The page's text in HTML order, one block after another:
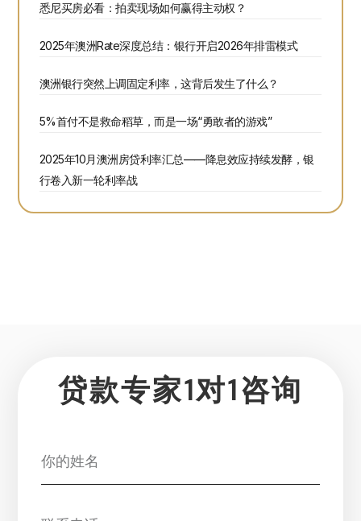
悉尼买房必看：拍卖现场如何赢得主动权？
2025年澳洲Rate深度总结：银行开启2026年排雷模式
澳洲银行突然上调固定利率，这背后发生了什么？
5%首付不是救命稻草，而是一场“勇敢者的游戏”
2025年10月澳洲房贷利率汇总——降息效应持续发酵，银
行卷入新一轮利率战
贷款专家1对1咨询